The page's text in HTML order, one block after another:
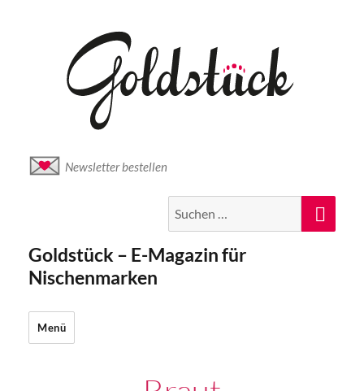
Newsletter bestellen
nach:
Goldstück – E-Magazin für
Nischenmarken
Menü